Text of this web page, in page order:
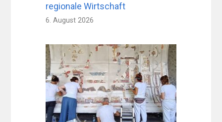
regionale Wirtschaft
6. August 2026